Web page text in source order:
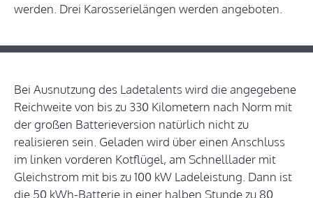
werden. Drei Karosserielängen werden angeboten.
Bei Ausnutzung des Ladetalents wird die angegebene
Reichweite von bis zu 330 Kilometern nach Norm mit
der großen Batterieversion natürlich nicht zu
realisieren sein. Geladen wird über einen Anschluss
im linken vorderen Kotflügel, am Schnelllader mit
Gleichstrom mit bis zu 100 kW Ladeleistung. Dann ist
die 50 kWh-Batterie in einer halben Stunde zu 80